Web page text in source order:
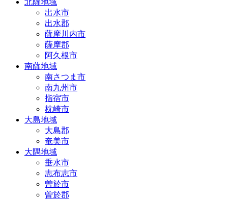
北薩地域
出水市
出水郡
薩摩川内市
薩摩郡
阿久根市
南薩地域
南さつま市
南九州市
指宿市
枕崎市
大島地域
大島郡
奄美市
大隅地域
垂水市
志布志市
曽於市
曽於郡